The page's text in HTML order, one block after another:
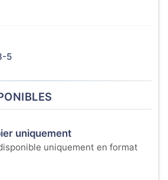
5
uniquement
uniquement en format